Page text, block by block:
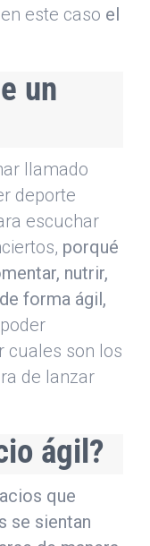
este caso el
un
llamado
deporte
escuchar
porqué
nutrir,
forma ágil,
cuales son los
de lanzar
ágil?
que
se sientan